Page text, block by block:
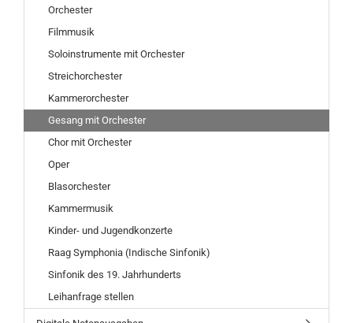
Orchester
Filmmusik
Soloinstrumente mit Orchester
Streichorchester
Kammerorchester
Gesang mit Orchester
Chor mit Orchester
Oper
Blasorchester
Kammermusik
Kinder- und Jugendkonzerte
Raag Symphonia (Indische Sinfonik)
Sinfonik des 19. Jahrhunderts
Leihanfrage stellen